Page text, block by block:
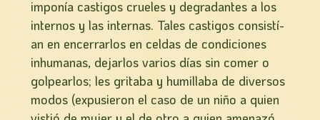
imponí­a castigos crueles y degradantes a los
internos y las internas. Tales castigos consistí­
an en encerrarlos en celdas de condiciones
inhumanas, dejarlos varios días sin comer o
golpearlos; les gritaba y humillaba de diversos
modos (expusieron el caso de un niño a quien